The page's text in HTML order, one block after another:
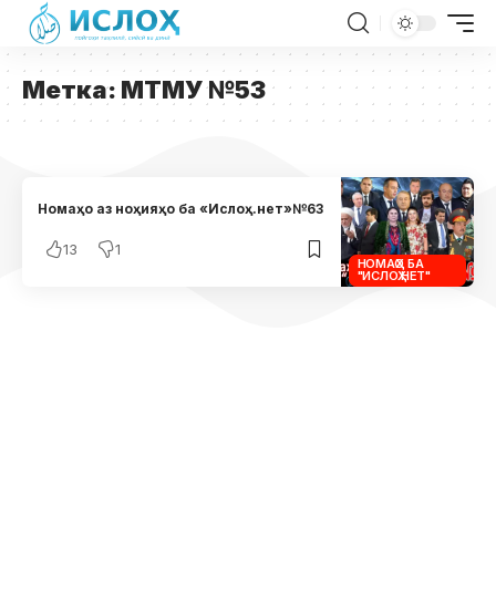
Метка: МТМУ №53
НОМАҲО БА
"ИСЛОҲ.НЕТ"
Номаҳо аз ноҳияҳо ба «Ислоҳ.нет»№63
13 1